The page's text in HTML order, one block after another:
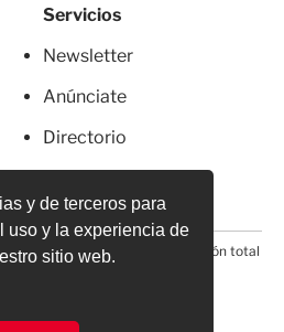
y de terceros para
uso y la experiencia de
sitio web.
Servicios
Newsletter
Anúnciate
Directorio
Prohibida la reproducción total
cualquier medio electrónico*